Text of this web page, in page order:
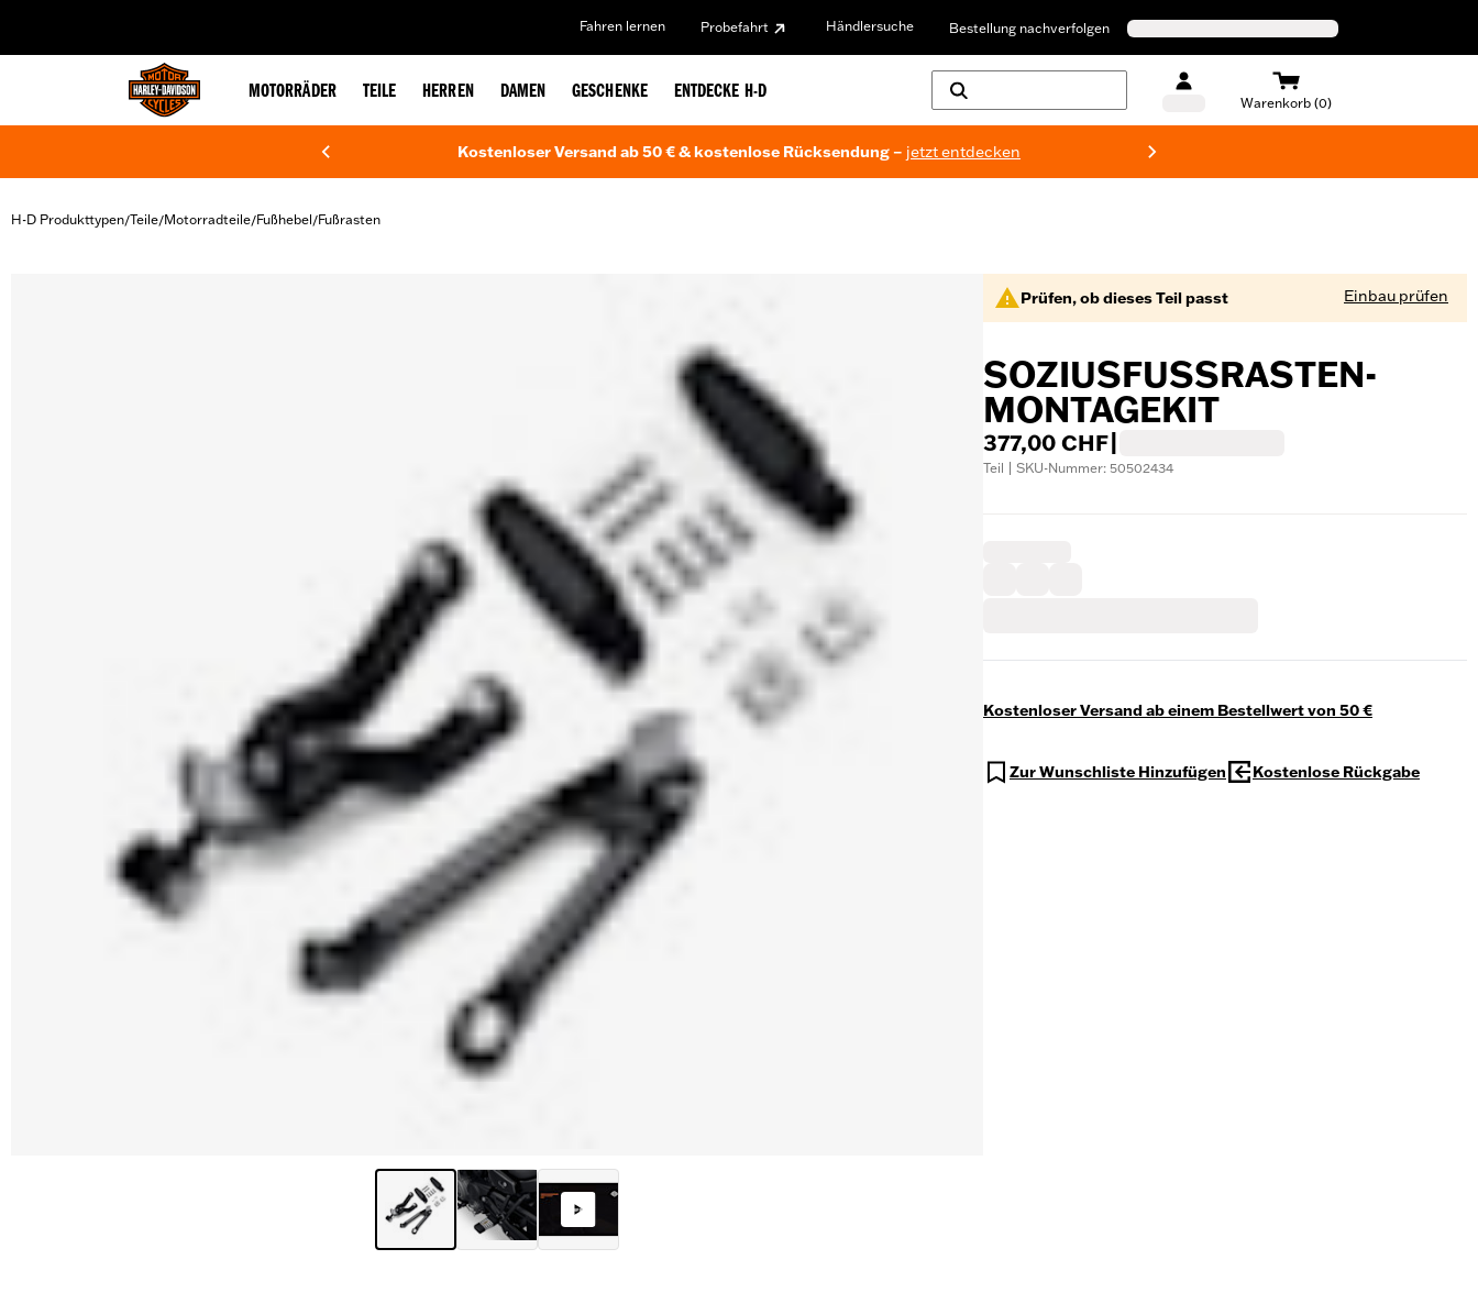
Fahren lernen Probefahrt Händlersuche Bestellung nachverfolgen
MOTORRÄDER TEILE HERREN DAMEN GESCHENKE ENTDECKE H-D
Warenkorb (0)
Kostenloser Versand ab 50 € & kostenlose Rücksendung – jetzt entdecken
H-D Produkttypen/Teile/Motorradteile/Fußhebel/Fußrasten
Prüfen, ob dieses Teil passt Einbau prüfen
SOZIUSFUSSRASTEN-M
ONTAGEKIT
377,00 CHF
Teil | SKU-Nummer: 50502434
Kostenloser Versand ab einem Bestellwert von 50 €
Zur Wunschliste Hinzufügen Kostenlose Rückgabe